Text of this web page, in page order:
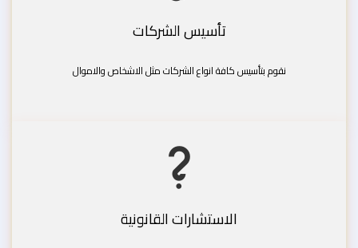
تأسيس الشركات
نقوم بتأسيس كافة انواع الشركات مثل الاشخاص والاموال
الاستشارات القانونية